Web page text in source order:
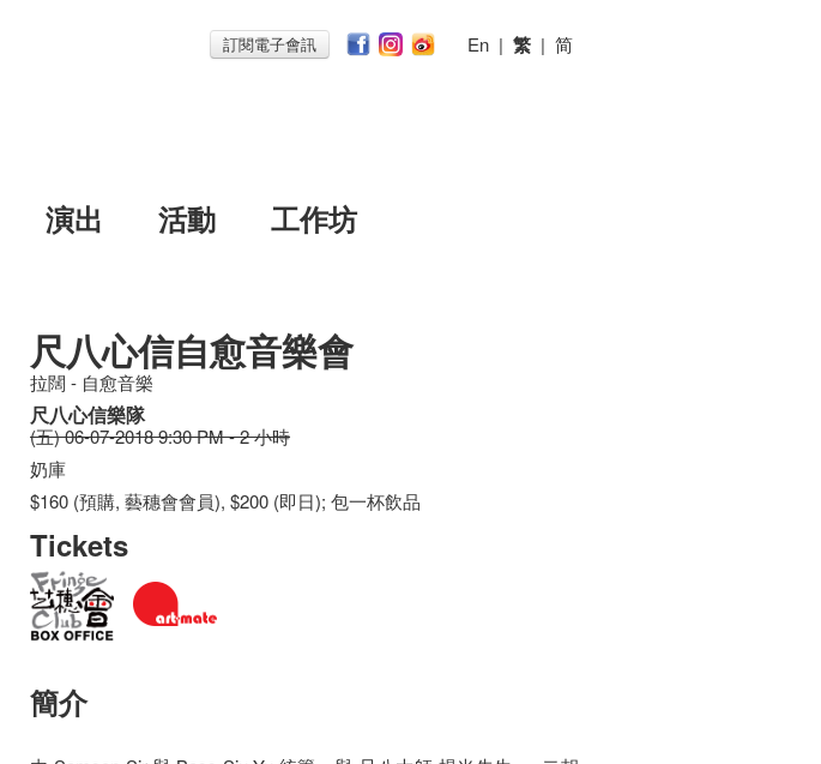
訂閱電子會訊 En | 繁 | 简
演出 活動
工作坊
尺八心信自愈音樂會
拉闊 - 自愈音樂
尺八心信樂隊
(五) 06-07-2018 9:30 PM - 2 小時
奶庫
$160 (預購, 藝穗會會員), $200 (即日); 包一杯飲品
Tickets
簡介